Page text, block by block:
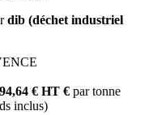
dib (déchet industriel
€ HT € par tonne
inclus)